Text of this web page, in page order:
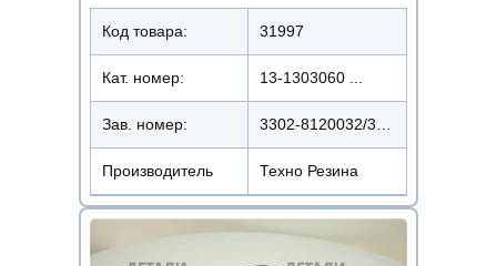
Код товара: 31997
Кат. номер: 13-1303060 ...
Зав. номер:
Производитель Техно Резина